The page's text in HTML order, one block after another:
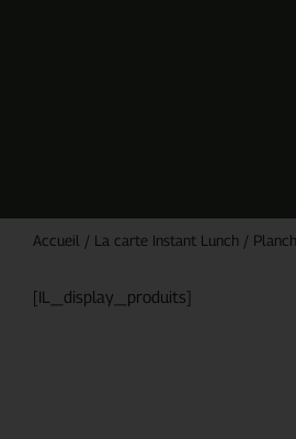
Accueil / La carte Instant Lunch /
[IL_display_produits]